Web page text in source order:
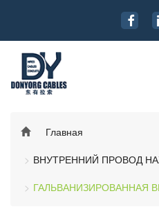
Главная
ВНУТРЕННИЙ ПРОВОД
ГАЛЬВАНИЗИРОВАННАЯ